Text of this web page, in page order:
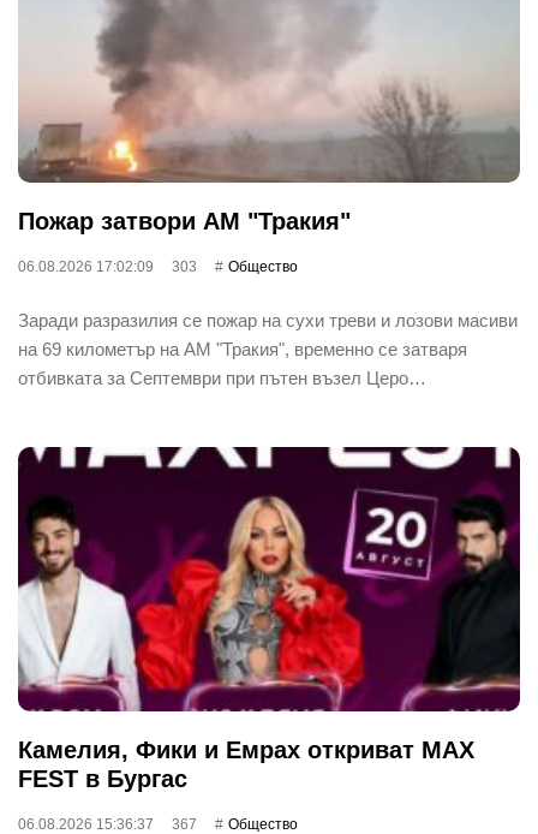
Пожар затвори АМ "Тракия"
06.08.2026 17:02:09 303 Общество
Заради разразилия се пожар на сухи треви и лозови масиви
на 69 километър на АМ "Тракия", временно се затваря
отбивката за Септември при пътен възел Церо…
Камелия, Фики и Емрах откриват MAX
FEST в Бургас
06.08.2026 15:36:37 367 Общество